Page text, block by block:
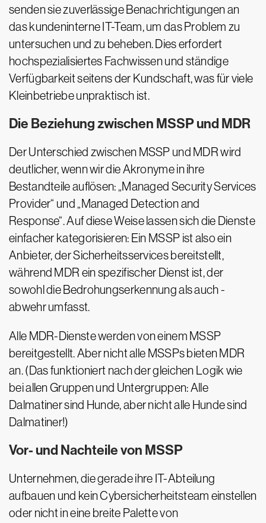
senden sie zuverlässige Benachrichtigungen an
das kundeninterne IT-Team, um das Problem zu
untersuchen und zu beheben. Dies erfordert
hochspezialisiertes Fachwissen und ständige
Verfügbarkeit seitens der Kundschaft, was für viele
Kleinbetriebe unpraktisch ist.
Die Beziehung zwischen MSSP und MDR
Der Unterschied zwischen MSSP und MDR wird
deutlicher, wenn wir die Akronyme in ihre
Bestandteile auflösen: „Managed Security Services
Provider“ und „Managed Detection and
Response“. Auf diese Weise lassen sich die Dienste
einfacher kategorisieren: Ein MSSP ist also ein
Anbieter, der Sicherheitsservices bereitstellt,
während MDR ein spezifischer Dienst ist, der
sowohl die Bedrohungserkennung als auch -
abwehr umfasst.
Alle MDR-Dienste werden von einem MSSP
bereitgestellt. Aber nicht alle MSSPs bieten MDR
an. (Das funktioniert nach der gleichen Logik wie
bei allen Gruppen und Untergruppen: Alle
Dalmatiner sind Hunde, aber nicht alle Hunde sind
Dalmatiner!)
Vor- und Nachteile von MSSP
Unternehmen, die gerade ihre IT-Abteilung
aufbauen und kein Cybersicherheitsteam einstellen
oder nicht in eine breite Palette von